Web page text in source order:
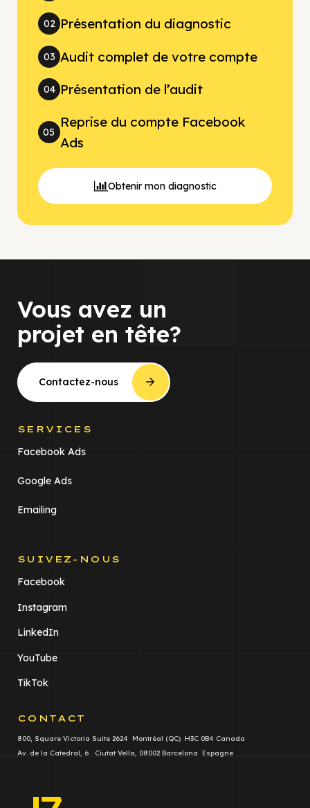
02 Présentation du diagnostic
03 Audit complet de votre compte
04 Présentation de l’audit
05
Reprise du compte Facebook
Ads
Obtenir mon diagnostic
Vous avez un
projet en tête?
Contactez-nous
SERVICES
Facebook Ads
Google Ads
Emailing
SUIVEZ-NOUS
Facebook
Instagram
LinkedIn
YouTube
TikTok
CONTACT
800, Square Victoria Suite 2624 Montréal (QC) H3C 0B4 Canada
Av. de la Catedral, 6 Ciutat Vella, 08002 Barcelona Espagne